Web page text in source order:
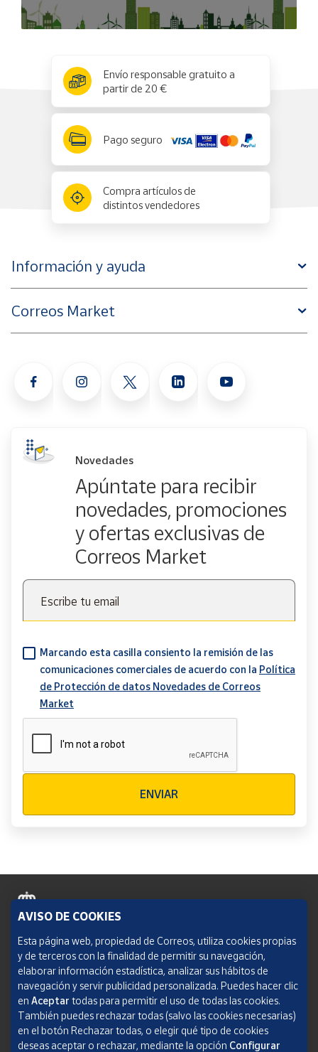
Envío responsable gratuito a
partir de 20 €
Pago seguro
Compra artículos de
distintos vendedores
Información y ayuda
Correos Market
Novedades
Apúntate para recibir
novedades, promociones
y ofertas exclusivas de
Correos Market
Escribe tu email
Marcando esta casilla consiento la remisión de las
comunicaciones comerciales de acuerdo con la Política
de Protección de datos Novedades de Correos
Market
ENVIAR
Política de cookies
Aviso legal
Condiciones del servicio
Política de Privacidad Web
AVISO DE COOKIES
Esta página web, propiedad de Correos, utiliza cookies propias
y de terceros con la finalidad de permitir su navegación,
elaborar información estadística, analizar sus hábitos de
navegación y servir publicidad personalizada. Puedes hacer clic
en Aceptar todas para permitir el uso de todas las cookies.
También puedes rechazar todas (salvo las cookies necesarias)
en el botón Rechazar todas, o elegir qué tipo de cookies
deseas aceptar o rechazar, mediante la opción Configurar